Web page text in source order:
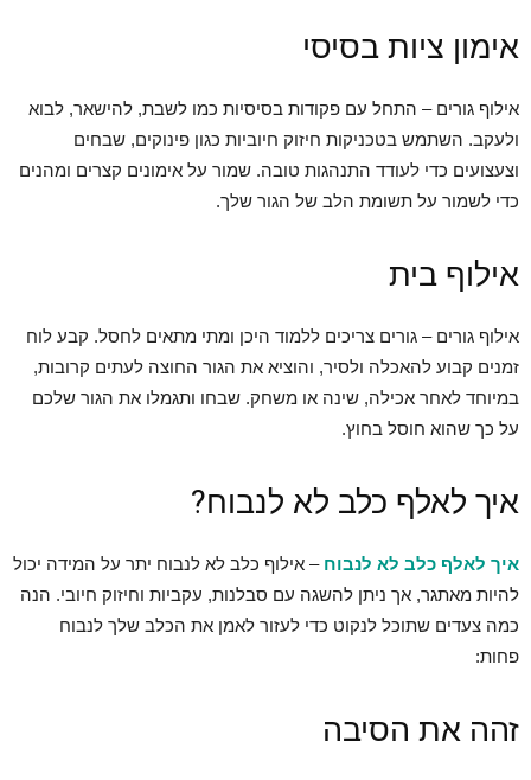
אימון ציות בסיסי
אילוף גורים – התחל עם פקודות בסיסיות כמו לשבת, להישאר, לבוא
ולעקב. השתמש בטכניקות חיזוק חיוביות כגון פינוקים, שבחים
וצעצועים כדי לעודד התנהגות טובה. שמור על אימונים קצרים ומהנים
כדי לשמור על תשומת הלב של הגור שלך.
אילוף בית
אילוף גורים – גורים צריכים ללמוד היכן ומתי מתאים לחסל. קבע לוח
זמנים קבוע להאכלה ולסיר, והוציא את הגור החוצה לעתים קרובות,
במיוחד לאחר אכילה, שינה או משחק. שבחו ותגמלו את הגור שלכם
על כך שהוא חוסל בחוץ.
איך לאלף כלב לא לנבוח?
איך לאלף כלב לא לנבוח – אילוף כלב לא לנבוח יתר על המידה יכול
להיות מאתגר, אך ניתן להשגה עם סבלנות, עקביות וחיזוק חיובי. הנה
כמה צעדים שתוכל לנקוט כדי לעזור לאמן את הכלב שלך לנבוח
פחות:
זהה את הסיבה